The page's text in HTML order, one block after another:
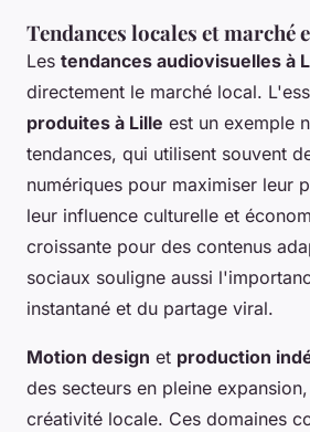
Tendances locales et marché
Les tendances audiovisuelles à
directement le marché local.
produites à Lille est un exemple
tendances, qui utilisent souvent
numériques pour maximiser leur
leur influence culturelle et
croissante pour des contenus
sociaux souligne aussi
instantané et du partage viral.
Motion design et production
des secteurs en pleine
créativité locale. Ces domaines